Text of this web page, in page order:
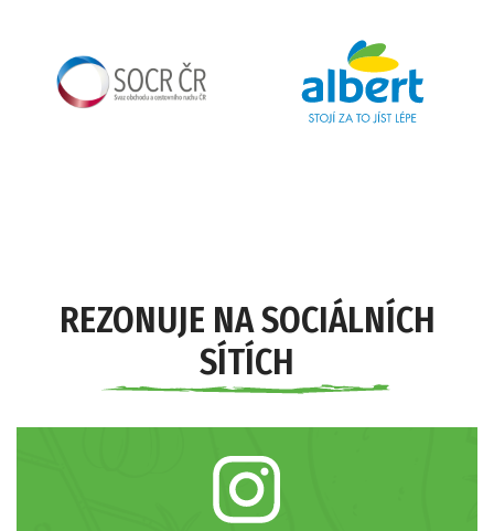
REZONUJE NA SOCIÁLNÍCH
SÍTÍCH